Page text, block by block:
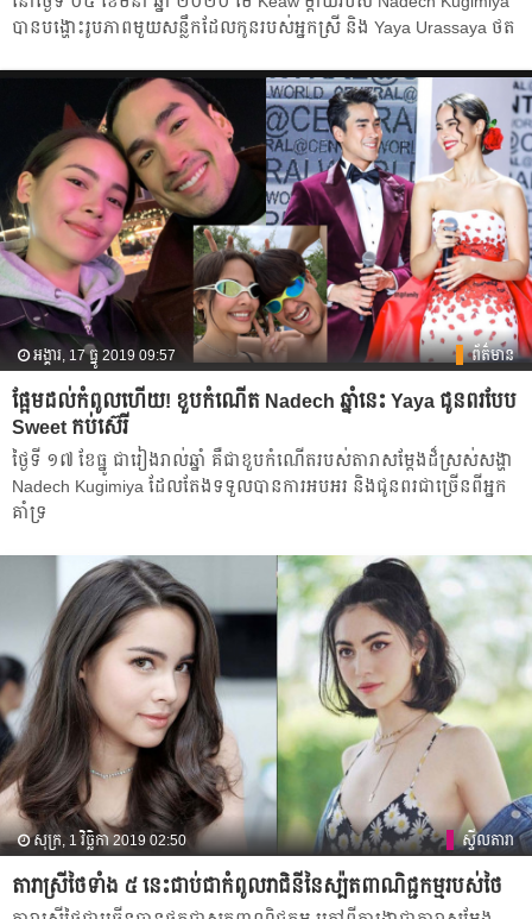
បាន​បង្ហោះរូបភាព​មួយ​សន្លឹក​ដែល​កូន​របស់​អ្នក​ស្រី​ និង​ Yaya Urassaya ថត​
អង្គារ, 17 ធ្នូ 2019 09:57 ព័ត៌មាន
ផ្អែមដល់កំពូលហើយ! ខួបកំណើត Nadech ឆ្នាំនេះ Yaya ជូនពរបែប
Sweet កប់ស៊េរី
ថ្ងៃទី ១៧ ខែធ្នូ ជា​រៀង​រាល់​ឆ្នាំ គឺ​ជា​ខួប​កំណើត​របស់​តារា​សម្ដែង​ដ៏​ស្រស់សង្ហា​
Nadech Kugimiya ដែល​តែង​ទទួល​បាន​ការ​អបអរ​ និង​ជូនពរ​ជា​ច្រើន​ពី​អ្នក
គាំទ្រ
សុក្រ, 1 វិច្ឆិកា 2019 02:50 ស្ទីលតារា
តារា​ស្រី​ថៃ​ទាំង​ ៥ នេះ​ជាប់​ជា​កំពូល​រាជិនី​នៃ​ស្ប៉ត​ពាណិជ្ជកម្ម​របស់​ថៃ